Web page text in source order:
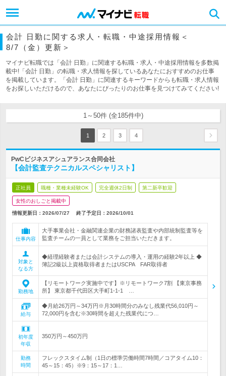
会計 日勤に関する求人・転職・中途採用情報＜
8/7（金）更新＞
マイナビ転職では「会計 日勤」に関連する転職・求人・中途採用情報を多数掲
載中!「会計 日勤」の転職・求人情報を探しているあなたにおすすめのお仕事
を掲載しています。「会計 日勤」に関連するキーワードからも転職・求人情報
をお探しいただけるので、あなたにぴったりのお仕事を見つけてみてください!
1～50件 (全185件中)
1 2 3 4
PwCビジネスアシュアランス合同会社
【会計監査テクニカルスペシャリスト】
正社員 職種・業種未経験OK 完全週休2日制 第二新卒歓迎
女性のおしごと掲載中
情報更新日：2026/07/27 終了予定日： 2026/10/01
仕事内容
大手事業会社・金融関連企業の財務諸表監査や内部統制監査等を
監査チームの一員として業務をご担当いただきます。
対象と
なる方
◆経理経験者または会計システムの導入・運用の経験2年以上 ◆
簿記2級以上資格取得者またはUSCPA FAR取得者
勤務地
【リモートワーク実施中です】※リモートワーク7割 【東京事務
所】 東京都千代田区大手町1-1-1 …
給与
◆月給26万円～34万円※月30時間分のみなし残業代56,010円～
72,000円を含む※30時間を超えた残業代につ…
初年度
年収
350万円～450万円
勤務
時間
フレックスタイム制（1日の標準労働時間7時間／コアタイム10：
45～15：45）※9：15～17：1…